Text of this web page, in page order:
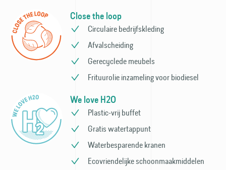
Close the loop
Circulaire bedrijfs­kleding
Afvalscheiding
Gerecyclede meubels
Frituurolie inzameling voor bio­diesel
We love H2O
Plastic-vrij buffet
Gratis watertappunt
Waterbesparende kranen
Ecovriendelijke schoonmaak­middelen